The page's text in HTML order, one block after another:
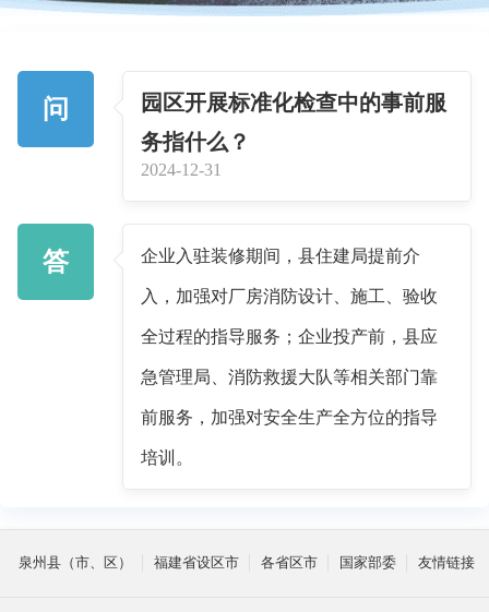
问
园区开展标准化检查中的事前服
务指什么？
2024-12-31
答 企业入驻装修期间，县住建局提前介
入，加强对厂房消防设计、施工、验收
全过程的指导服务；企业投产前，县应
急管理局、消防救援大队等相关部门靠
前服务，加强对安全生产全方位的指导
培训。
泉州县（市、区） 福建省设区市 各省区市 国家部委 友情链接